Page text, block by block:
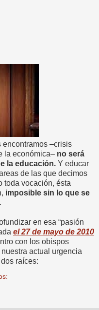
encontramos –crisis
la económica– no será
la educación. Y educar
de las que decimos
toda vocación, ésta
imposible sin lo que se
.
en esa “pasión
el 27 de mayo de 2010
con los obispos
actual urgencia
raíces: